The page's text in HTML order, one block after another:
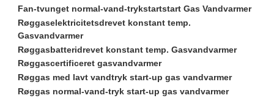
Fan-tvunget normal-vand-trykstartstart Gas Vandvarmer
Røggaselektricitetsdrevet konstant temp.
Gasvandvarmer
Røggasbatteridrevet konstant temp. Gasvandvarmer
Røggascertificeret gasvandvarmer
Røggas med lavt vandtryk start-up gas vandvarmer
Røggas normal-vand-tryk start-up gas vandvarmer